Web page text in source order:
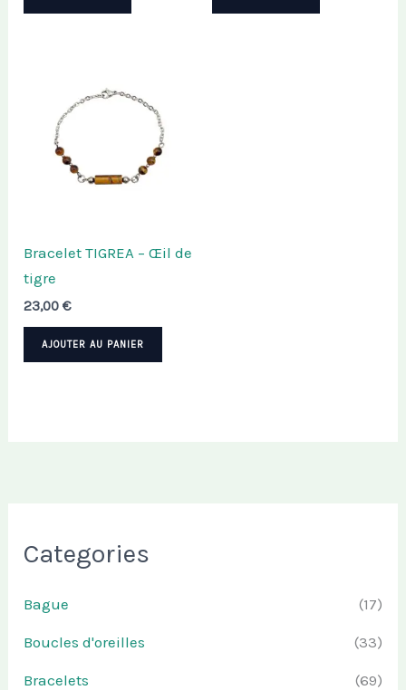
Categories
Bague (17)
Boucles d'oreilles (33)
Bracelets (69)
Bracelet TIGREA – Œil de
tigre
23,00€
AJOUTER AU PANIER